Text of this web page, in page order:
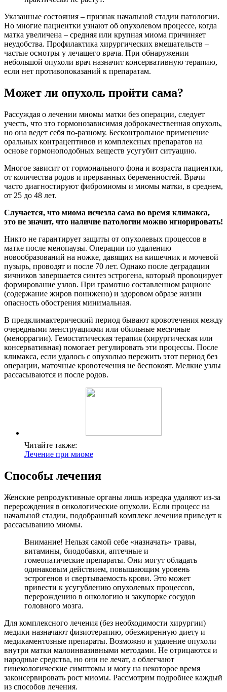
Указанные состояния – признак начальной стадии патологии.
Но многие пациентки узнают об опухолевом процессе, когда
матка увеличена – средняя или крупная миома причиняет
неудобства. Профилактика хирургических вмешательств –
частые осмотры у лечащего врача. При обнаружении
небольшой опухоли врач назначит консервативную терапию,
если нет противопоказаний к препаратам.
Может ли опухоль пройти сама?
Рассуждая о лечении миомы матки без операции, следует
учесть, что это гормонозависимая доброкачественная опухоль,
но она ведет себя по-разному. Бесконтрольное применение
оральных контрацептивов и комплексных препаратов на
основе гормоноподобных веществ усугубит ситуацию.
Многое зависит от гормонального фона и возраста пациентки,
от количества родов и прерванных беременностей. Врачи
часто диагностируют фибромиомы и миомы матки, в среднем,
от 25 до 48 лет.
Случается, что миома исчезла сама во время климакса,
это не значит, что наличие патологии можно игнорировать!
Никто не гарантирует защиты от опухолевых процессов в
матке после менопаузы. Операции по удалению
новообразований на ножке, давящих на кишечник и мочевой
пузырь, проводят и после 70 лет. Однако после деградации
яичников завершается синтез эстрогена, который провоцирует
формирование узлов. При грамотно составленном рационе
(содержание жиров понижено) и здоровом образе жизни
опасность обострения минимальная.
В предклимактерический период бывают кровотечения между
очередными менструациями или обильные месячные
(меноррагии). Гемостатическая терапия (хирургическая или
консервативная) помогает регулировать эти процессы. После
климакса, если удалось с опухолью пережить этот период без
операции, маточные кровотечения не беспокоят. Мелкие узлы
рассасываются и после родов.
Читайте также:
Лечение при миоме
Способы лечения
Женские репродуктивные органы лишь изредка удаляют из-за
перерождения в онкологические опухоли. Если процесс на
начальной стадии, подобранный комплекс лечения приведет к
рассасыванию миомы.
Внимание! Нельзя самой себе «назначать» травы,
витамины, биодобавки, аптечные и
гомеопатические препараты. Они могут обладать
одинаковым действием, повышающим уровень
эстрогенов и свертываемость крови. Это может
привести к усугублению опухолевых процессов,
перерождению в онкологию и закупорке сосудов
головного мозга.
Для комплексного лечения (без необходимости хирургии)
медики назначают физиотерапию, обезжиренную диету и
медикаментозные препараты. Возможно и удаление опухоли
внутри матки малоинвазивными методами. Не отрицаются и
народные средства, но они не лечат, а облегчают
гинекологические симптомы и могу на некоторое время
законсервировать рост миомы. Рассмотрим подробнее каждый
из способов лечения.